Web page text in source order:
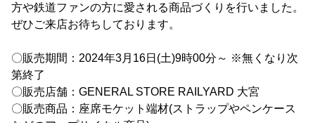
方や鉄道ファンの方に愛される商品づくりを行いました。
ぜひご来店お待ちしております。
〇販売期間：2024年3月16日(土)9時00分～ ※無くなり次
第終了
〇販売店舗：GENERAL STORE RAILYARD 大宮
〇販売商品：座席モケット端材(ストラップやペンケース